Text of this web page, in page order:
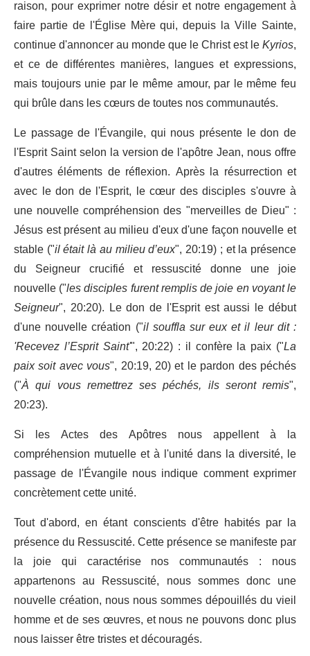
raison, pour exprimer notre désir et notre engagement à
faire partie de l'Église Mère qui, depuis la Ville Sainte,
continue d'annoncer au monde que le Christ est leKyrios,
et ce de différentes manières, langues et expressions,
mais toujours unie par le même amour, par le même feu
qui brûle dans les cœurs de toutes nos communautés.
Le passage de l'Évangile, qui nous présente le don de
l'Esprit Saint selon la version de l'apôtre Jean, nous offre
d'autres éléments de réflexion. Après la résurrection et
avec le don de l'Esprit, le cœur des disciples s'ouvre à
une nouvelle compréhension des "merveilles de Dieu" :
Jésus est présent au milieu d'eux d'une façon nouvelle et
stable ("il était là au milieu d’eux", 20:19) ; et la présence
du Seigneur crucifié et ressuscité donne une joie
nouvelle ("les disciples furent remplis de joie en voyant le
Seigneur", 20:20). Le don de l'Esprit est aussi le début
d'une nouvelle création ("il souffla sur eux et il leur dit :
'Recevez l’Esprit Saint'", 20:22) : il confère la paix ("La
paix soit avec vous", 20:19, 20) et le pardon des péchés
("À qui vous remettrez ses péchés, ils seront remis",
20:23).
Si les Actes des Apôtres nous appellent à la
compréhension mutuelle et à l'unité dans la diversité, le
passage de l'Évangile nous indique comment exprimer
concrètement cette unité.
Tout d'abord, en étant conscients d'être habités par la
présence du Ressuscité. Cette présence se manifeste par
la joie qui caractérise nos communautés : nous
appartenons au Ressuscité, nous sommes donc une
nouvelle création, nous nous sommes dépouillés du vieil
homme et de ses œuvres, et nous ne pouvons donc plus
nous laisser être tristes et découragés.